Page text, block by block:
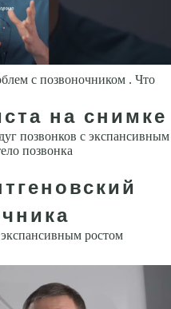
с позвоночником . Что
на снимке
позвонков с экспансивным
позвонка
ростом